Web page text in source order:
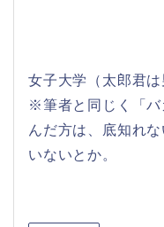
女子大学（太郎君は
※筆者と同じく「バ
んだ方は、底知れ
いないとか。